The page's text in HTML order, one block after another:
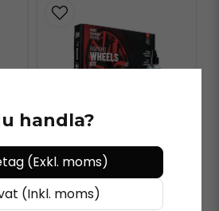
DIAMOND PROTECH
Diamond Protech -
handla?
(Exkl. moms)
(Inkl. moms)